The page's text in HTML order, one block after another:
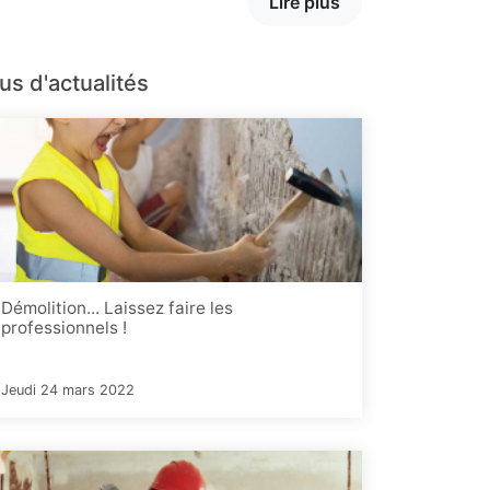
d'actualités
Démolition... Laissez faire les
professionnels !
Jeudi 24 mars 2022